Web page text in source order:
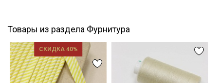
Товары из раздела Фурнитура
СКИДКА 40%